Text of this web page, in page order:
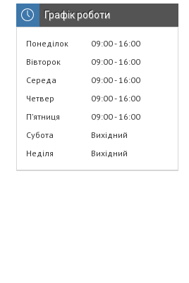
Графік роботи
Понеділок 09:00 16:00
Вівторок
09:00 16:00
Середа
09:00 16:00
Четвер
09:00 16:00
Пʼятниця
09:00 16:00
Субота
Вихідний
Неділя
Вихідний